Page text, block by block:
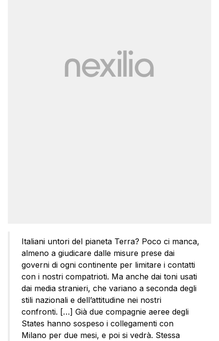
Italiani untori del pianeta Terra? Poco ci manca,
almeno a giudicare dalle misure prese dai
governi di ogni continente per limitare i contatti
con i nostri compatrioti. Ma anche dai toni usati
dai media stranieri, che variano a seconda degli
stili nazionali e dell’attitudine nei nostri
confronti. […] Già due compagnie aeree degli
States hanno sospeso i collegamenti con
Milano per due mesi, e poi si vedrà. Stessa